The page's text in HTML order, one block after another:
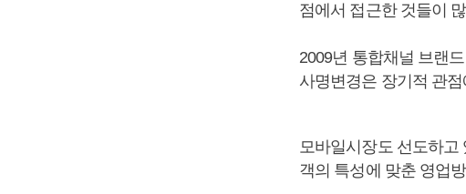
점에서 접근한 것들이
2009년 통합채널 브랜
사명변경은 장기적 관
모바일시장도 선도하고
객의 특성에 맞춘 영업